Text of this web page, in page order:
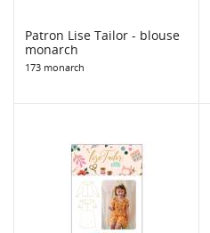
Patron Lise Tailor - blouse
monarch
173 monarch